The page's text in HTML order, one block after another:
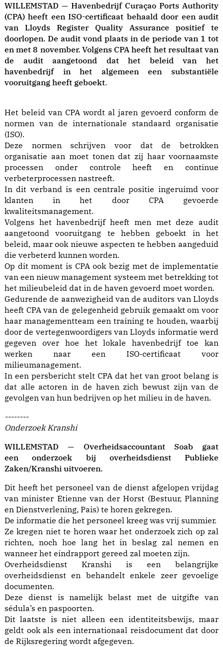
WILLEMSTAD — Havenbedrijf Curaçao Ports Authority
(CPA) heeft een ISO-certificaat behaald door een audit
van Lloyds Register Quality Assurance positief te
doorlopen. De audit vond plaats in de periode van 1 tot
en met 8 november. Volgens CPA heeft het resultaat van
de audit aangetoond dat het beleid van het
havenbedrijf in het algemeen een substantiële
vooruitgang heeft geboekt.
Het beleid van CPA wordt al jaren gevoerd conform de
normen van de internationale standaard organisatie
(ISO).
Deze normen schrijven voor dat de betrokken
organisatie aan moet tonen dat zij haar voornaamste
processen onder controle heeft en continue
verbeterprocessen nastreeft.
In dit verband is een centrale positie ingeruimd voor
klanten in het door CPA gevoerde
kwaliteitsmanagement.
Volgens het havenbedrijf heeft men met deze audit
aangetoond vooruitgang te hebben geboekt in het
beleid, maar ook nieuwe aspecten te hebben aangeduid
die verbeterd kunnen worden.
Op dit moment is CPA ook bezig met de implementatie
van een nieuw management systeem met betrekking tot
het milieubeleid dat in de haven gevoerd moet worden.
Gedurende de aanwezigheid van de auditors van Lloyds
heeft CPA van de gelegenheid gebruik gemaakt om voor
haar managementteam een training te houden, waarbij
door de vertegenwoordigers van Lloyds informatie werd
gegeven over hoe het lokale havenbedrijf toe kan
werken naar een ISO-certificaat voor
milieumanagement.
In een persbericht stelt CPA dat het van groot belang is
dat alle actoren in de haven zich bewust zijn van de
gevolgen van hun bedrijven op het milieu in de haven.
--------
Onderzoek Kranshi
WILLEMSTAD — Overheidsaccountant Soab gaat
een onderzoek bij overheidsdienst Publieke
Zaken/Kranshi uitvoeren.
Dit heeft het personeel van de dienst afgelopen vrijdag
van minister Etienne van der Horst (Bestuur, Planning
en Dienstverlening, Pais) te horen gekregen.
De informatie die het personeel kreeg was vrij summier.
Ze kregen niet te horen waar het onderzoek zich op zal
richten, noch hoe lang het in beslag zal nemen en
wanneer het eindrapport gereed zal moeten zijn.
Overheidsdienst Kranshi is een belangrijke
overheidsdienst en behandelt enkele zeer gevoelige
documenten.
Deze dienst is namelijk belast met de uitgifte van
sédula’s en paspoorten.
Dit laatste is niet alleen een identiteitsbewijs, maar
geldt ook als een internationaal reisdocument dat door
de Rijksregering wordt afgegeven.